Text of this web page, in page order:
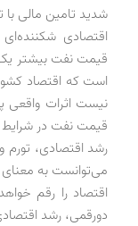
شدید تامین مالی
اقتصادی
قیمت نفت بیشتر
است که اقتصاد
نیست اثرات واقعی
رشد اقتصادی، تورم
می‌توانست به
اقتصاد را رقم